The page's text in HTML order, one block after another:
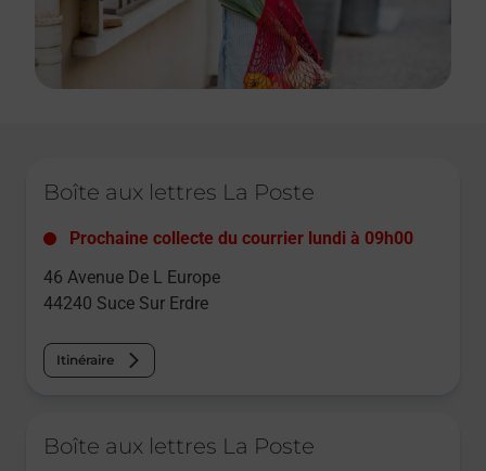
Boîte aux lettres La Poste
Prochaine collecte du courrier lundi à 09h00
46 Avenue De L Europe
44240 Suce Sur Erdre
Itinéraire
Boîte aux lettres La Poste